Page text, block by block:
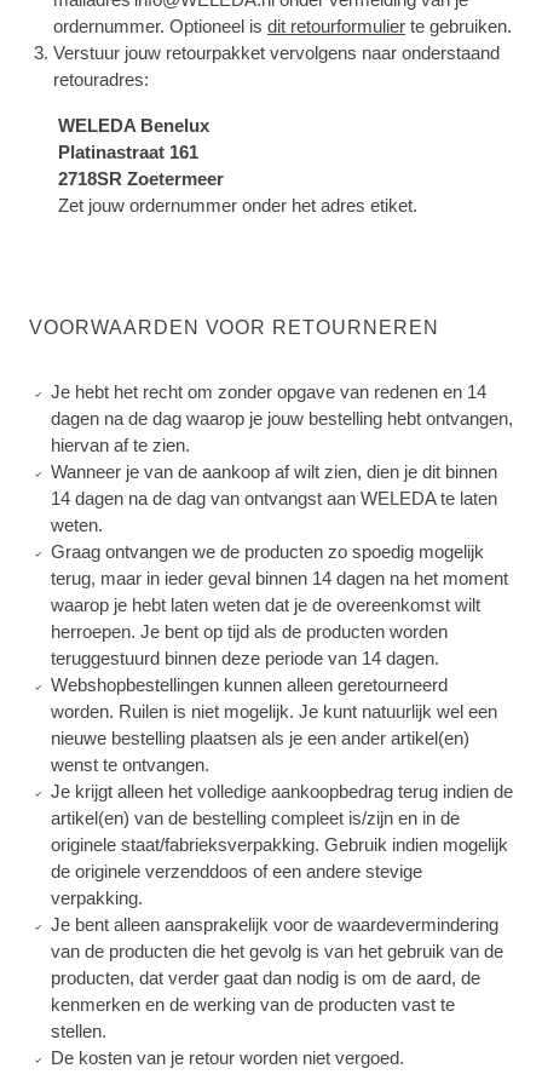
ordernummer. Optioneel is dit retourformulier te gebruiken.
Verstuur jouw retourpakket vervolgens naar onderstaand
retouradres:
WELEDA Benelux
Platinastraat 161
2718SR Zoetermeer
Zet jouw ordernummer onder het adres etiket.
VOORWAARDEN VOOR RETOURNEREN
Je hebt het recht om zonder opgave van redenen en 14
dagen na de dag waarop je jouw bestelling hebt ontvangen,
hiervan af te zien.
Wanneer je van de aankoop af wilt zien, dien je dit binnen
14 dagen na de dag van ontvangst aan WELEDA te laten
weten.
Graag ontvangen we de producten zo spoedig mogelijk
terug, maar in ieder geval binnen 14 dagen na het moment
waarop je hebt laten weten dat je de overeenkomst wilt
herroepen. Je bent op tijd als de producten worden
teruggestuurd binnen deze periode van 14 dagen.
Webshopbestellingen kunnen alleen geretourneerd
worden. Ruilen is niet mogelijk. Je kunt natuurlijk wel een
nieuwe bestelling plaatsen als je een ander artikel(en)
wenst te ontvangen.
Je krijgt alleen het volledige aankoopbedrag terug indien de
artikel(en) van de bestelling compleet is/zijn en in de
originele staat/fabrieksverpakking. Gebruik indien mogelijk
de originele verzenddoos of een andere stevige
verpakking.
Je bent alleen aansprakelijk voor de waardevermindering
van de producten die het gevolg is van het gebruik van de
producten, dat verder gaat dan nodig is om de aard, de
kenmerken en de werking van de producten vast te
stellen.
De kosten van je retour worden niet vergoed.